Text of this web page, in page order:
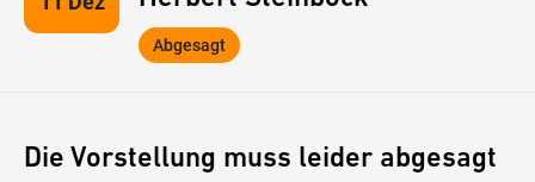
Abgesagt
Die Vorstellung muss leider abgesagt